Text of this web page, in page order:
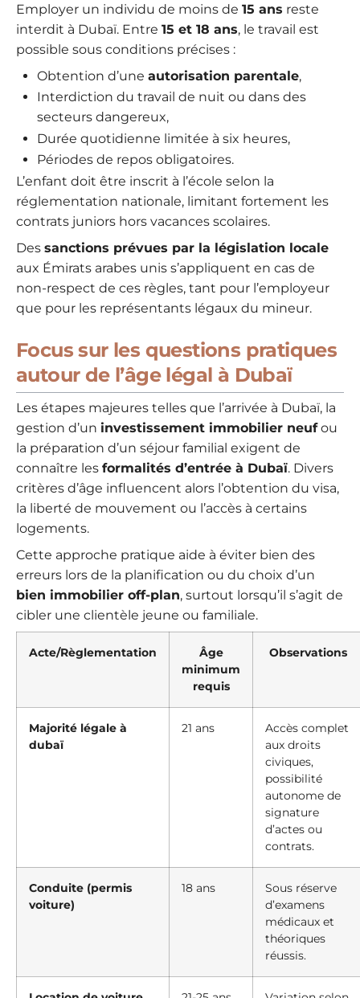
Employer un individu de moins de 15 ans reste
interdit à Dubaï. Entre 15 et 18 ans, le travail est
possible sous conditions précises :
Obtention d’une autorisation parentale,
Interdiction du travail de nuit ou dans des
secteurs dangereux,
Durée quotidienne limitée à six heures,
Périodes de repos obligatoires.
L’enfant doit être inscrit à l’école selon la
réglementation nationale, limitant fortement les
contrats juniors hors vacances scolaires.
Des sanctions prévues par la législation locale
aux Émirats arabes unis s’appliquent en cas de
non-respect de ces règles, tant pour l’employeur
que pour les représentants légaux du mineur.
Focus sur les questions pratiques
autour de l’âge légal à Dubaï
Les étapes majeures telles que l’arrivée à Dubaï, la
gestion d’un investissement immobilier neufou
la préparation d’un séjour familial exigent de
connaître les formalités d’entrée à Dubaï. Divers
critères d’âge influencent alors l’obtention du visa,
la liberté de mouvement ou l’accès à certains
logements.
Cette approche pratique aide à éviter bien des
erreurs lors de la planification ou du choix d’un
bien immobilier off-plan, surtout lorsqu’il s’agit de
cibler une clientèle jeune ou familiale.
Acte/Règlementation
Âge
minimum
requis
Observations
Majorité légale à
dubaï
21 ans
Accès complet
aux droits
civiques,
possibilité
autonome de
signature
d’actes ou
contrats.
Conduite (permis
voiture)
18 ans
Sous réserve
d’examens
médicaux et
théoriques
réussis.